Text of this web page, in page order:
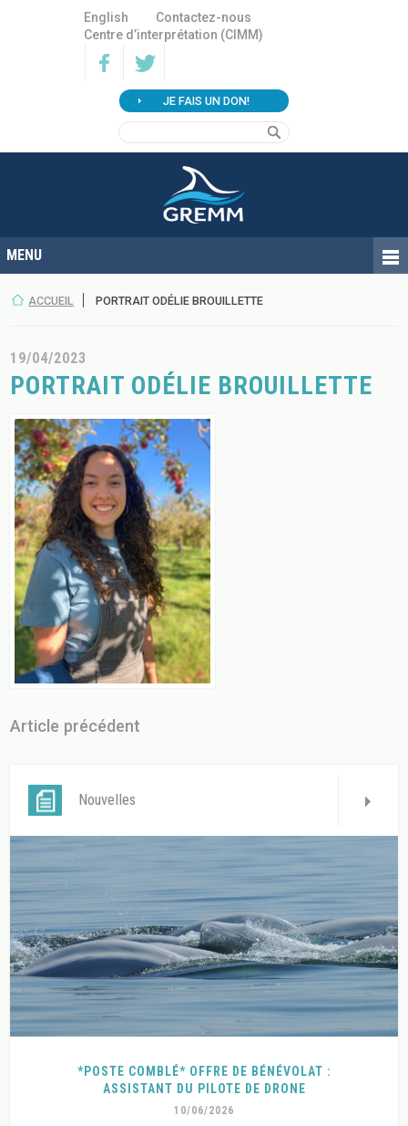
English
Contactez-nous
Centre d’interprétation (CIMM)
JE FAIS UN DON!
ACCUEIL PORTRAIT ODÉLIE BROUILLETTE
19/04/2023
PORTRAIT ODÉLIE BROUILLETTE
Article précédent
Nouvelles
*POSTE COMBLÉ* OFFRE DE BÉNÉVOLAT :
ASSISTANT DU PILOTE DE DRONE
10/06/2026